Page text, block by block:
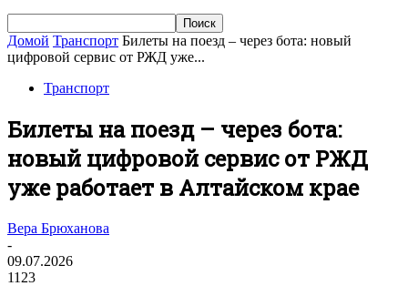
Домой Транспорт Билеты на поезд – через бота: новый
цифровой сервис от РЖД уже...
Транспорт
Билеты на поезд – через бота:
новый цифровой сервис от РЖД
уже работает в Алтайском крае
Вера Брюханова
-
09.07.2026
1123